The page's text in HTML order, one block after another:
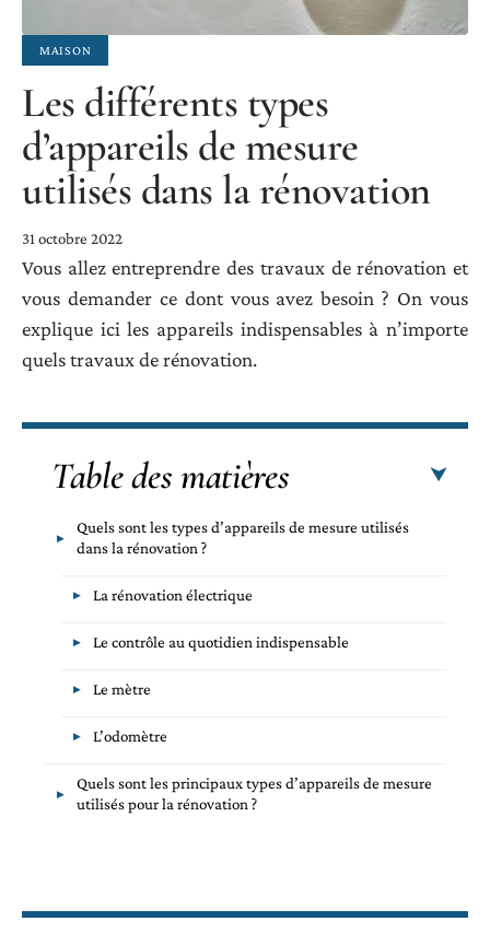
MAISON
Les différents types
d’appareils de mesure
utilisés dans la rénovation
31 octobre 2022
Vous allez entreprendre des travaux de rénovation et
vous demander ce dont vous avez besoin ? On vous
explique ici les appareils indispensables à n’importe
quels travaux de rénovation.
Table des matières
Quels sont les types d’appareils de mesure utilisés
dans la rénovation ?
La rénovation électrique
Le contrôle au quotidien indispensable
Le mètre
L’odomètre
Quels sont les principaux types d’appareils de mesure
utilisés pour la rénovation ?